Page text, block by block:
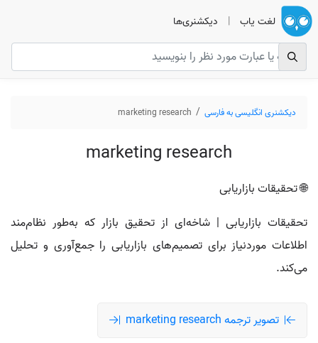
لغت یاب | دیکشنری‌ها
دیکشنری انگلیسی به فارسی marketing research
marketing research
🌐 تحقیقات بازاریابی
تحقیقات بازاریابی | شاخه‌ای از تحقیق بازار که به‌طور نظام‌مند
اطلاعات موردنیاز برای تصمیم‌های بازاریابی را جمع‌آوری و تحلیل
می‌کند.
تصویر ترجمه marketing research